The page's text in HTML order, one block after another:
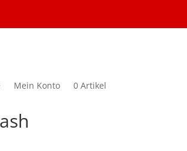
Mein Konto 0 Artikel